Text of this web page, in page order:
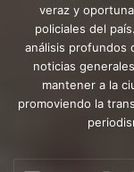
veraz y
policiales del
análisis profundos
noticias
mantener a la
promoviendo la